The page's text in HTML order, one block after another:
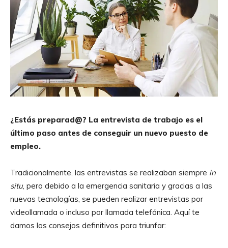
¿Estás preparad@? La entrevista de trabajo es el
último paso antes de conseguir un nuevo puesto de
empleo.
Tradicionalmente, las entrevistas se realizaban siempre in
situ, pero debido a la emergencia sanitaria y gracias a las
nuevas tecnologías, se pueden realizar entrevistas por
videollamada o incluso por llamada telefónica. Aquí te
damos los consejos definitivos para triunfar: